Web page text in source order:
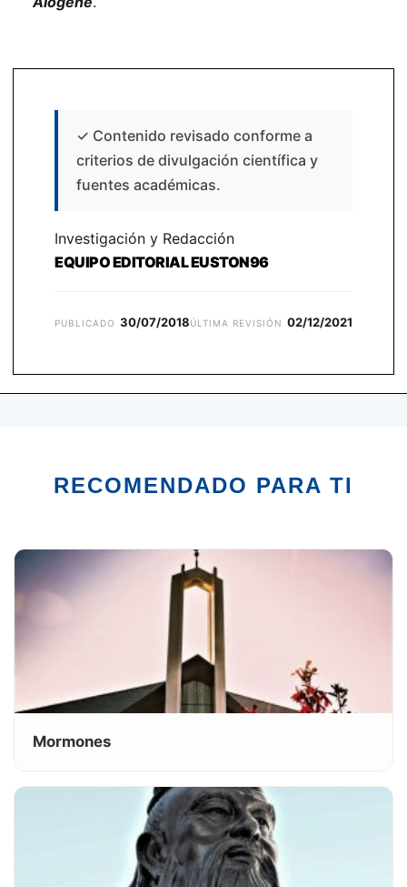
✓ Contenido revisado conforme a
criterios de divulgación científica y
fuentes académicas.
Investigación y Redacción
EQUIPO EDITORIAL EUSTON96
PUBLICADO 30/07/2018ÚLTIMA REVISIÓN 02/12/2021
RECOMENDADO PARA TI
Mormones